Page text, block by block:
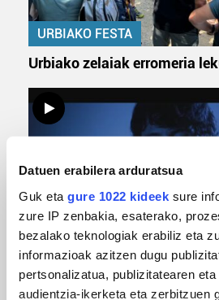
Datuen erabilera arduratsua
Guk eta gure 1022 kideek sure
zure IP zenbakia, esaterako,
bezalako teknologiak erabiliz eta
informazioak azitzen dugu
pertsonalizatua, publizitatearen eta
audientzia-ikerketa eta zerbitzuen
URBIAKO FESTA
Urbiako zelaiak erromeria
MUSIKA
Odik berria ezagutzeko